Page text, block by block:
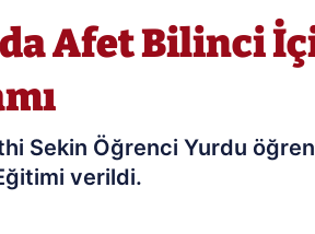
Afet Bilinci
Sekin Öğrenci Yurdu
verildi.